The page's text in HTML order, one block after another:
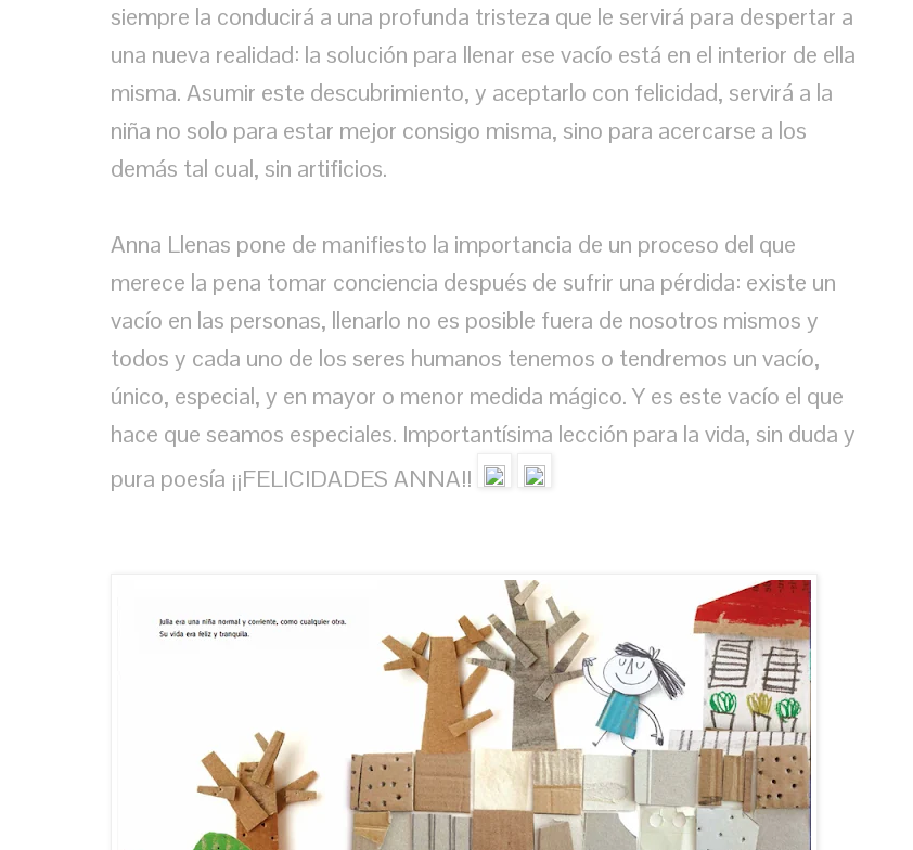
siempre la conducirá a una profunda tristeza que le servirá para despertar a
una nueva realidad: la solución para llenar ese vacío está en el interior de ella
misma. Asumir este descubrimiento, y aceptarlo con felicidad, servirá a la
niña no solo para estar mejor consigo misma, sino para acercarse a los
demás tal cual, sin artificios.
Anna Llenas pone de manifiesto la importancia de un proceso del que
merece la pena tomar conciencia después de sufrir una pérdida: existe un
vacío en las personas, llenarlo no es posible fuera de nosotros mismos y
todos y cada uno de los seres humanos tenemos o tendremos un vacío,
único, especial, y en mayor o menor medida mágico. Y es este vacío el que
hace que seamos especiales. Importantísima lección para la vida, sin duda y
pura poesía ¡¡FELICIDADES ANNA!!